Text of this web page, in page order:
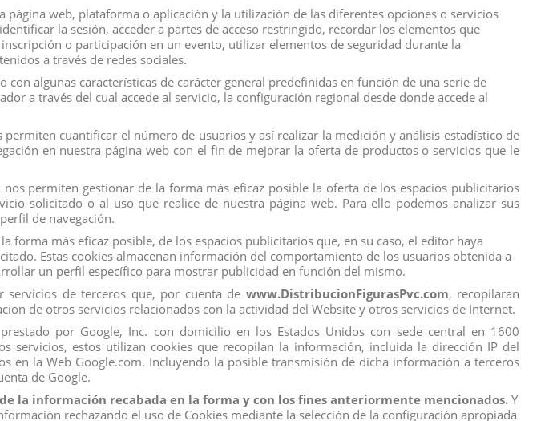
al por mayor.
Calificación
Contact us
web, plataforma o aplicación y la utilización de las diferentes opciones o servicios
la sesión, acceder a partes de acceso restringido, recordar los elementos que
o participación en un evento, utilizar elementos de seguridad durante la
a través de redes sociales.
con algunas características de carácter general predefinidas en función de una serie de
a través del cual accede al servicio, la configuración regional desde donde accede al
cuantificar el número de usuarios y así realizar la medición y análisis estadístico de
en nuestra página web con el fin de mejorar la oferta de productos o servicios que le
permiten gestionar de la forma más eficaz posible la oferta de los espacios publicitarios
solicitado o al uso que realice de nuestra página web. Para ello podemos analizar sus
de navegación.
forma más eficaz posible, de los espacios publicitarios que, en su caso, el editor haya
Estas cookies almacenan información del comportamiento de los usuarios obtenida a
un perfil específico para mostrar publicidad en función del mismo.
servicios de terceros que, por cuenta de www.DistribucionFigurasPvc.com, recopilaran
de otros servicios relacionados con la actividad del Website y otros servicios de Internet.
por Google, Inc. con domicilio en los Estados Unidos con sede central en 1600
estos utilizan cookies que recopilan la información, incluida la dirección IP del
en la Web Google.com. Incluyendo la posible transmisión de dicha información a terceros
de Google.
la información recabada en la forma y con los fines anteriormente mencionados. Y
rechazando el uso de Cookies mediante la selección de la configuración apropiada